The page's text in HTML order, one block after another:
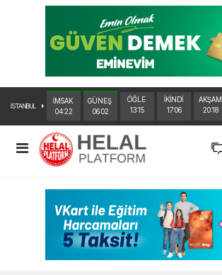
İSTANBUL
İMSAK
04:22
GÜNEŞ
06:02
ÖĞLE
13:15
İKİNDİ
17:06
AKŞAM
20:18